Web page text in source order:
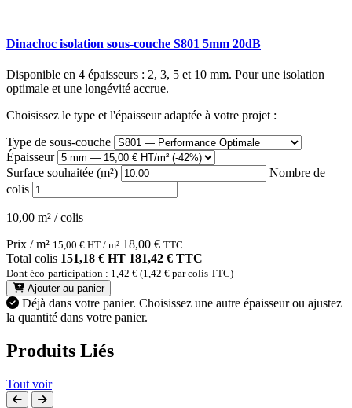
Dinachoc isolation sous-couche S801 5mm 20dB
Disponible en 4 épaisseurs : 2, 3, 5 et 10 mm. Pour une isolation
optimale et une longévité accrue.
Choisissez le type et l'épaisseur adaptée à votre projet :
Type de sous-couche
Épaisseur
Surface souhaitée (m²)
Nombre de
colis
10,00 m² / colis
Prix / m² 15,00 € HT / m² 18,00 € TTC
Total colis 151,18 € HT 181,42 € TTC
Dont éco-participation : 1,42 € (1,42 € par colis TTC)
Ajouter au panier
Déjà dans votre panier. Choisissez une autre épaisseur ou ajustez
la quantité dans votre panier.
Produits Liés
Tout voir